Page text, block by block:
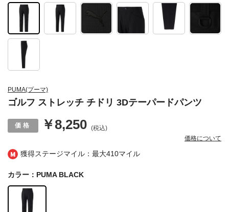
獲得ステージマイル：最大410マイル
PUMA(プーマ)
ゴルフ ストレッチ チドリ 3Dテーパードパンツ
￥8,250 (税込)
価格について
カラー：PUMA BLACK